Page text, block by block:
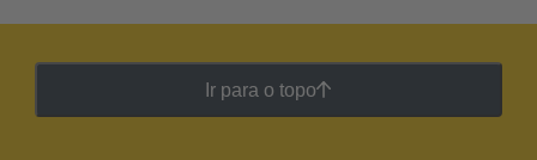
Ir para o topo